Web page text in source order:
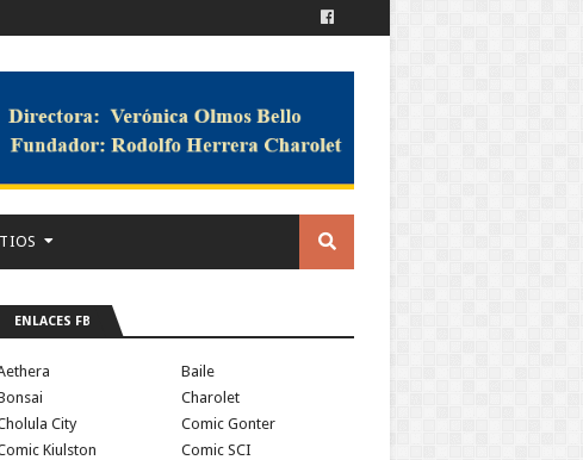
ENLACES FB
Baile
Charolet
City
Comic Gonter
Kiulston
Comic SCI